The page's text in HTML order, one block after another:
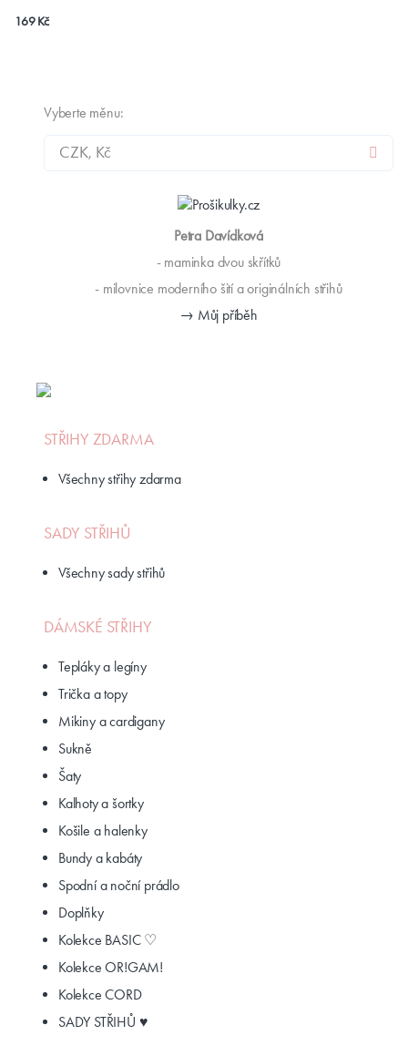
169 Kč
Vyberte měnu:
Petra Davídková
- maminka dvou skřítků
- milovnice moderního šití a originálních střihů
→ Můj příběh
STŘIHY ZDARMA
Všechny střihy zdarma
SADY STŘIHŮ
Všechny sady střihů
DÁMSKÉ STŘIHY
Tepláky a legíny
Trička a topy
Mikiny a cardigany
Sukně
Šaty
Kalhoty a šortky
Košile a halenky
Bundy a kabáty
Spodní a noční prádlo
Doplňky
Kolekce BASIC ♡
Kolekce OR!GAM!
Kolekce CORD
SADY STŘIHŮ ♥